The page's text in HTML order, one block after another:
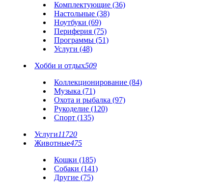
Комплектующие (36)
Настольные (38)
Ноутбуки (69)
Периферия (75)
Программы (51)
Услуги (48)
Хобби и отдых509
Коллекционирование (84)
Музыка (71)
Охота и рыбалка (97)
Рукоделие (120)
Спорт (135)
Услуги11720
Животные475
Кошки (185)
Собаки (141)
Другие (75)